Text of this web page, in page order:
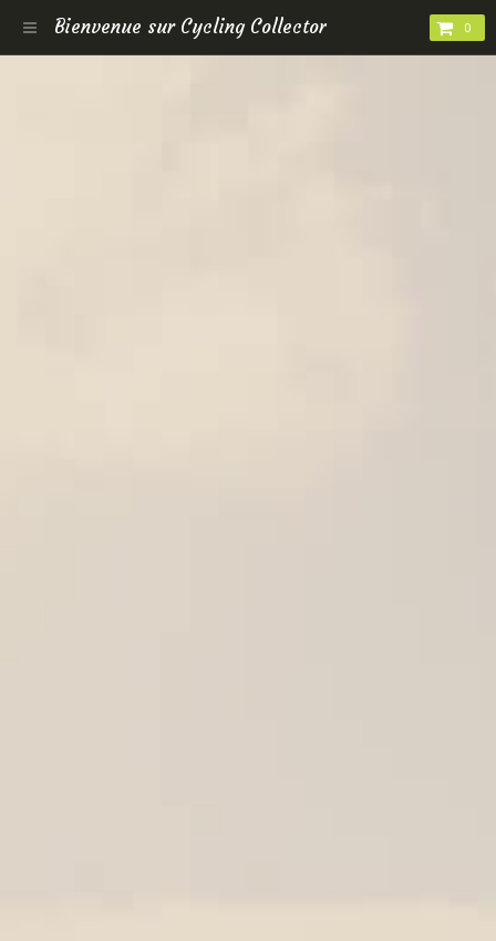
Bienvenue sur Cycling Collector 0